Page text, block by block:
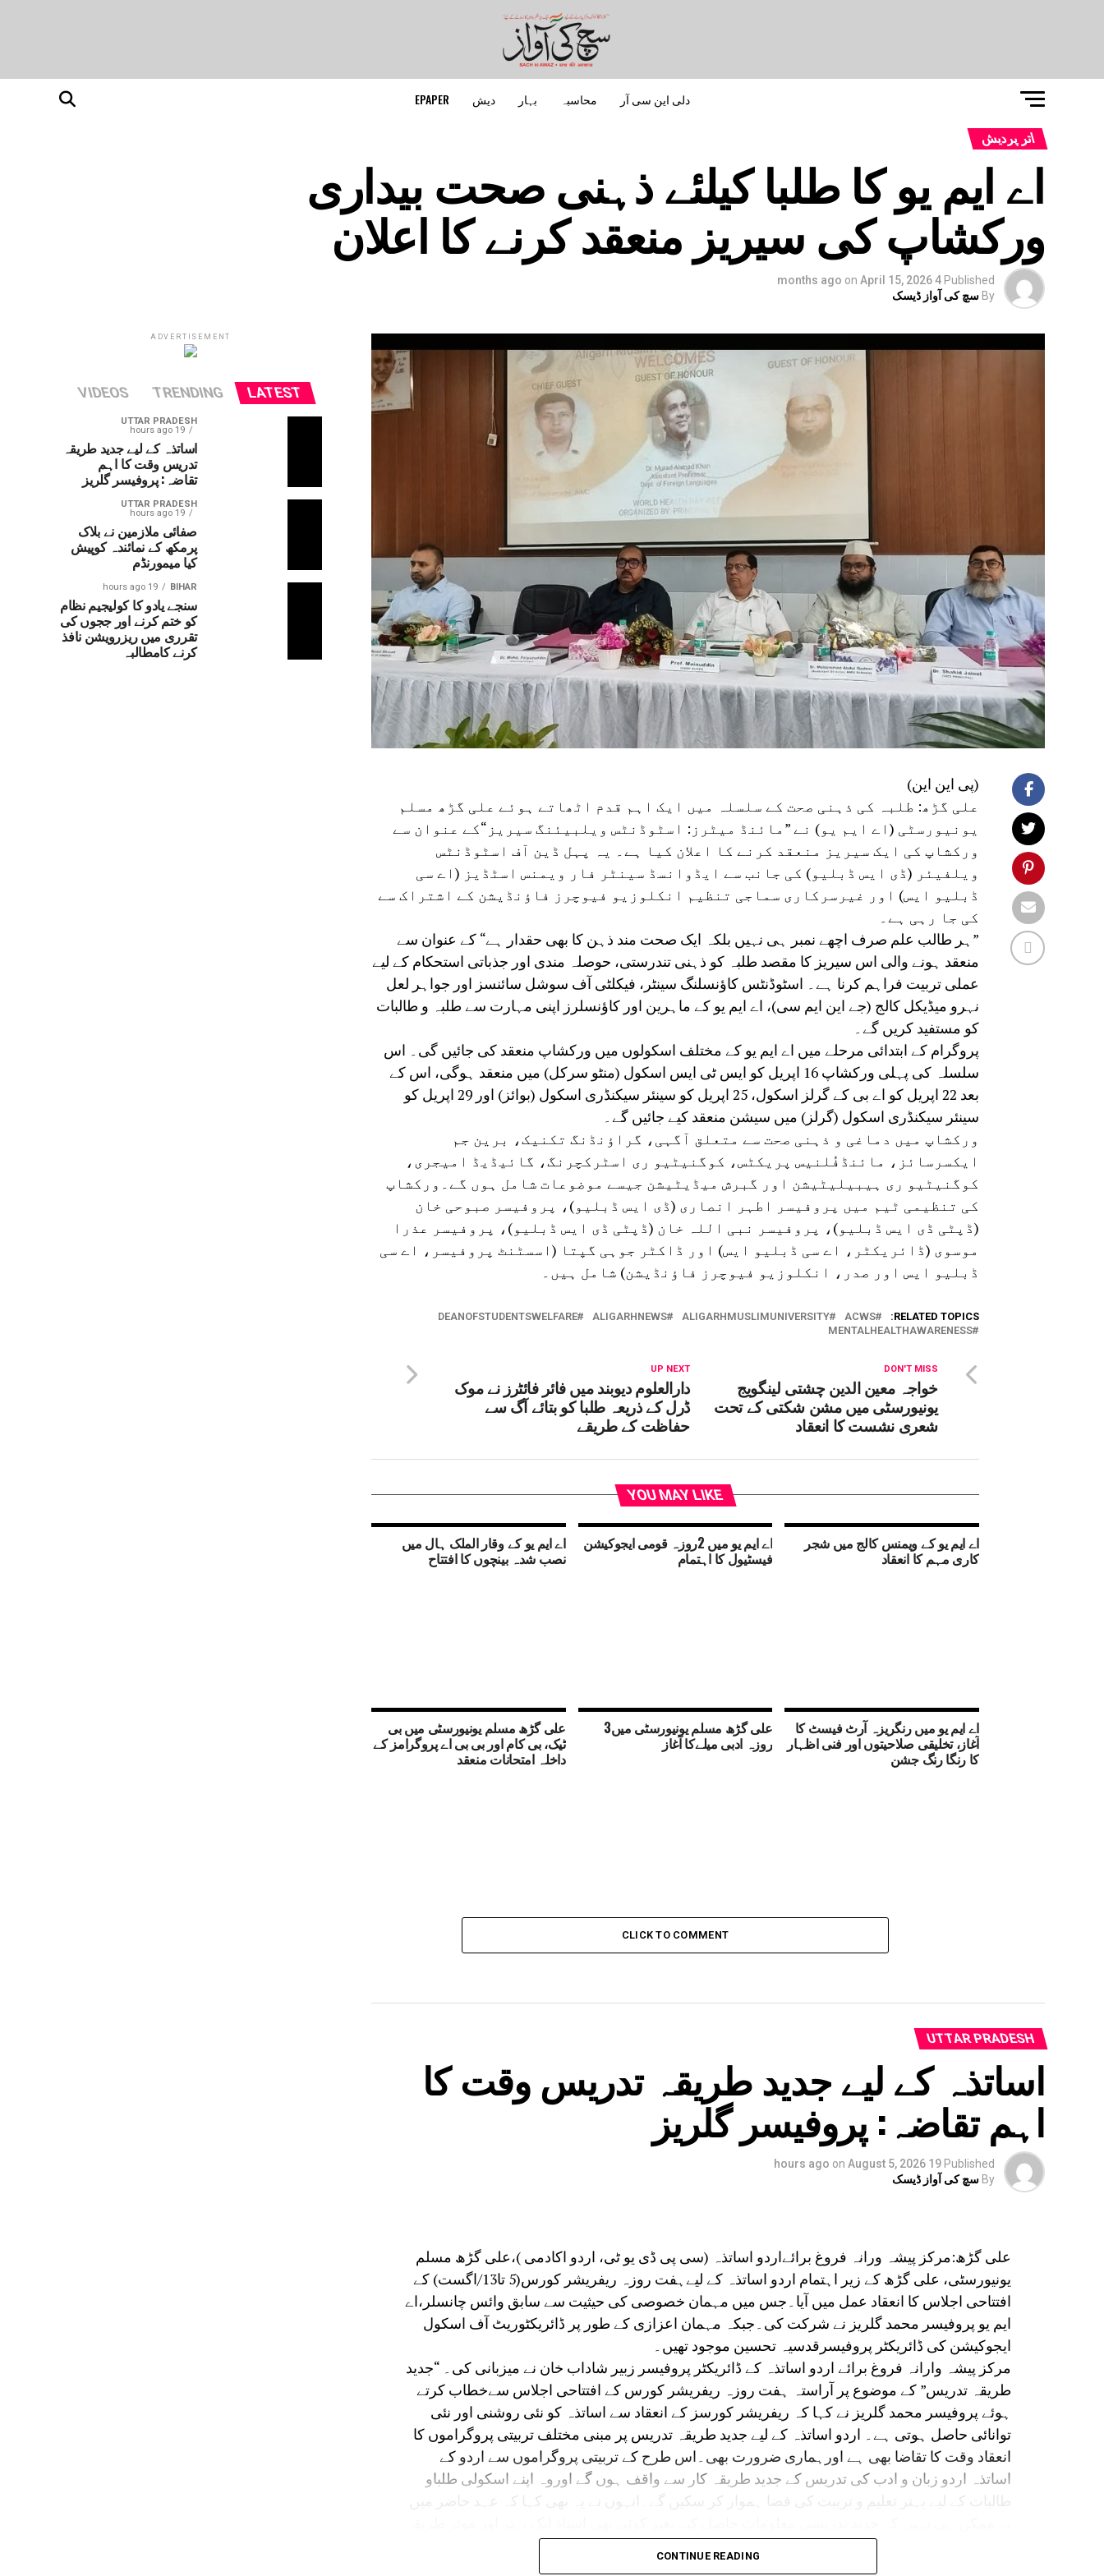
دلی این سی آر محاسبہ بہار دیش EPAPER
اتر پردیش
اے ایم یو کا طلبا کیلئے ذہنی صحت بیداری
ورکشاپ کی سیریز منعقد کرنے کا اعلان
Published
4 months ago
on April 15, 2026
By سچ کی آواز ڈیسک
(پی این این)
علی گڑھ: طلبہ کی ذہنی صحت کے سلسلہ میں ایک اہم قدم اٹھاتے ہوئے علی گڑھ مسلم
یونیورسٹی (اے ایم یو) نے ”مائنڈ میٹرز: اسٹوڈنٹس ویلبیئنگ سیریز“کے عنوان سے
ورکشاپ کی ایک سیریز منعقد کرنے کا اعلان کیا ہے۔ یہ پہل ڈین آف اسٹوڈنٹس
ویلفیئر (ڈی ایس ڈبلیو) کی جانب سے ایڈوانسڈ سینٹر فار ویمنس اسٹڈیز (اے سی
ڈبلیو ایس) اور غیرسرکاری سماجی تنظیم انکلوزیو فیوچرز فاؤنڈیشن کے اشتراک سے
کی جا رہی ہے۔
”ہر طالب علم صرف اچھے نمبر ہی نہیں بلکہ ایک صحت مند ذہن کا بھی حقدار ہے“ کے عنوان سے
منعقد ہونے والی اس سیریز کا مقصد طلبہ کو ذہنی تندرستی، حوصلہ مندی اور جذباتی استحکام کے لیے
عملی تربیت فراہم کرنا ہے۔ اسٹوڈنٹس کاؤنسلنگ سینٹر، فیکلٹی آف سوشل سائنسز اور جواہر لعل
نہرو میڈیکل کالج (جے این ایم سی)، اے ایم یو کے ماہرین اور کاؤنسلرز اپنی مہارت سے طلبہ و طالبات
کو مستفید کریں گے۔
پروگرام کے ابتدائی مرحلے میں اے ایم یو کے مختلف اسکولوں میں ورکشاپ منعقد کی جائیں گی۔ اس
سلسلہ کی پہلی ورکشاپ 16 اپریل کو ایس ٹی ایس اسکول (منٹو سرکل) میں منعقد ہوگی، اس کے
بعد 22 اپریل کو اے بی کے گرلز اسکول، 25 اپریل کو سینئر سیکنڈری اسکول (بوائز) اور 29 اپریل کو
سینئر سیکنڈری اسکول (گرلز) میں سیشن منعقد کیے جائیں گے۔
ورکشاپ میں دماغی و ذہنی صحت سے متعلق آگہی، گراؤنڈنگ تکنیک، برین جم
ایکسرسائز، مائنڈفُلنیس پریکٹس، کوگنیٹیو ری اسٹرکچرنگ، گائیڈیڈ امیجری،
کوگنیٹیو ری ہیبیلیٹیشن اور گبرش میڈیٹیشن جیسے موضوعات شامل ہوں گے۔ورکشاپ
کی تنظیمی ٹیم میں پروفیسر اطہر انصاری (ڈی ایس ڈبلیو)، پروفیسر صبوحی خان
(ڈپٹی ڈی ایس ڈبلیو)، پروفیسر نبی اللہ خان (ڈپٹی ڈی ایس ڈبلیو)، پروفیسر عذرا
موسوی (ڈائریکٹر، اے سی ڈبلیو ایس) اور ڈاکٹر جوہی گپتا (اسسٹنٹ پروفیسر، اے سی
ڈبلیو ایس اور صدر، انکلوزیو فیوچرز فاؤنڈیشن) شامل ہیں۔
RELATED TOPICS:
ACWS
ALIGARHMUSLIMUNIVERSITY
ALIGARHNEWS
DEANOFSTUDENTSWELFARE
MENTALHEALTHAWARENESS
UP NEXT
دارالعلوم دیوبند میں فائر فائٹرز نے موک
ڈرل کے ذریعہ طلبا کو بتائے آگ سے
حفاظت کے طریقے
DON'T MISS
خواجہ معین الدین چشتی لینگویج
یونیورسٹی میں مشن شکتی کے تحت
شعری نشست کا انعقاد
YOU MAY LIKE
اے ایم یو کے ویمنس کالج میں شجر
کاری مہم کا انعقاد
اے ایم یو میں 2روزہ قومی ایجوکیشن
فیسٹیول کا اہتمام
اے ایم یو کے وقار الملک ہال میں
نصب شدہ بینچوں کا افتتاح
اے ایم یو میں رنگریزہ آرٹ فیسٹ کا
آغاز، تخلیقی صلاحیتوں اور فنی اظہار
کا رنگا رنگ جشن
علی گڑھ مسلم یونیورسٹی میں3
روزہ ادبی میلےکا آغاز
علی گڑھ مسلم یونیورسٹی میں بی
ٹیک، بی کام اور بی بی اے پروگرامز کے
داخلہ امتحانات منعقد
CLICK TO COMMENT
UTTAR PRADESH
اساتذہ کے لیے جدید طریقہ تدریس وقت کا
اہم تقاضہ: پروفیسر گلریز
Published
19 hours ago
on August 5, 2026
By سچ کی آواز ڈیسک
علی گڑھ:مرکز پیشہ ورانہ فروغ برائےاردو اساتذہ (سی پی ڈی یو ٹی، اردو اکادمی )،علی گڑھ مسلم
یونیورسٹی، علی گڑھ کے زیر اہتمام اردو اساتذہ کے لیےہفت روزہ ریفریشر کورس(5 تا13/اگست) کے
افتتاحی اجلاس کا انعقاد عمل میں آیا۔جس میں مہمان خصوصی کی حیثیت سے سابق وائس چانسلر،اے
ایم یو پروفیسر محمد گلریز نے شرکت کی۔جبکہ مہمان اعزازی کے طور پر ڈائریکٹوریٹ آف اسکول
ایجوکیشن کی ڈائریکٹر پروفیسرقدسیہ تحسین موجود تھیں۔
مرکز پیشہ وارانہ فروغ برائے اردو اساتذہ کے ڈائریکٹر پروفیسر زبیر شاداب خان نے میزبانی کی۔ “جدید
طریقہ تدریس” کے موضوع پر آراستہ ہفت روزہ ریفریشر کورس کے افتتاحی اجلاس سےخطاب کرتے
ہوئے پروفیسر محمد گلریز نے کہا کہ ریفریشر کورسز کے انعقاد سے اساتذہ کو نئی روشنی اور نئی
توانائی حاصل ہوتی ہے۔ اردو اساتذہ کے لیے جدید طریقہ تدریس پر مبنی مختلف تربیتی پروگراموں کا
انعقاد وقت کا تقاضا بھی ہے اورہماری ضرورت بھی۔اس طرح کے تربیتی پروگراموں سے اردو کے
اساتذہ اردو زبان و ادب کی تدریس کے جدید طریقہ کار سے واقف ہوں گے اوروہ اپنے اسکولی طلباو
طالبات کے لیے بہتر تعلیم و تربیت کی فضا ہموار کر سکیں گے۔انہوں نے یہ بھی کہا کہ عہد حاضر میں
تعلیم پیش کر سکے۔انہوں نے مزید کہا کہ اس ریفریشر کورس میں مختلف ماہرین کے لیکچرز اور
جدید معلومات سے اردو زبان و ادب کے اساتذہ کو ایک نئی راہ ملے گی۔
CONTINUE READING
ADVERTISEMENT
LATEST
TRENDING
VIDEOS
UTTAR PRADESH
19 hours ago
اساتذہ کے لیے جدید طریقہ
تدریس وقت کا اہم
تقاضہ: پروفیسر گلریز
UTTAR PRADESH
19 hours ago
صفائی ملازمین نے بلاک
پرمکھ کے نمائندہ کوپیش
کیا میمورنڈم
BIHAR
19 hours ago
سنجے یادو کا کولیجیم نظام
کو ختم کرنے اور ججوں کی
تقرری میں ریزرویشن نافذ
کرنے کامطالبہ